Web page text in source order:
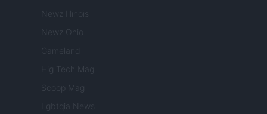
Newz Illinois
Newz Ohio
Gameland
Hig Tech Mag
Scoop Mag
Lgbtqia News